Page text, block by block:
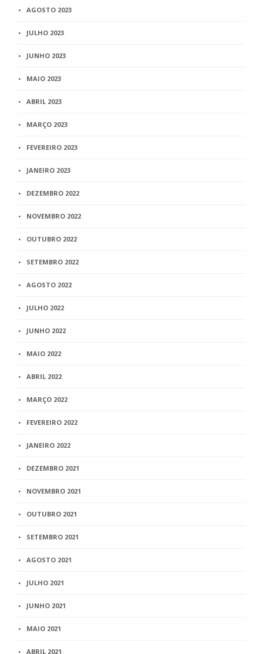
AGOSTO 2023
JULHO 2023
JUNHO 2023
MAIO 2023
ABRIL 2023
MARÇO 2023
FEVEREIRO 2023
JANEIRO 2023
DEZEMBRO 2022
NOVEMBRO 2022
OUTUBRO 2022
SETEMBRO 2022
AGOSTO 2022
JULHO 2022
JUNHO 2022
MAIO 2022
ABRIL 2022
MARÇO 2022
FEVEREIRO 2022
JANEIRO 2022
DEZEMBRO 2021
NOVEMBRO 2021
OUTUBRO 2021
SETEMBRO 2021
AGOSTO 2021
JULHO 2021
JUNHO 2021
MAIO 2021
ABRIL 2021